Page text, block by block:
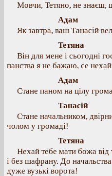
Мовчи, Тетяно, не
Адам
Як завтра, ваш Танасій
Тетяна
Він для мене і сьогодні
панства я не бажаю, се
Адам
Стане паном на цілу
Танасій
Стане начальником,
чолом у громаді!
Тетяна
Нехай тебе мати божа
і без шафрану. До
дуже вузькі ворота!